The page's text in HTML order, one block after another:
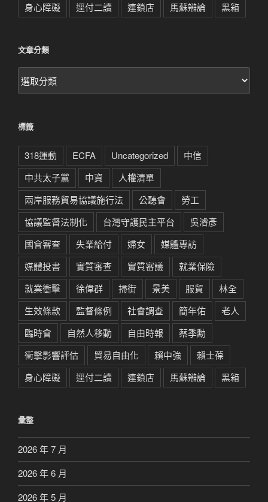
身心障礙
逕付二讀 連鎖店 馬蘇辯論 黑箱
文章分類
文
章
標籤
318運動 ECFA Uncategorized
中信
中共太子黨
中資
人權清單
兩岸服務貿易協議施行法
公聽會
勞工
協議監督法制化
台灣守護民主平台
吳濬彥
國會審查
失業給付 婦女
媒體專訪
媒體投書
實質審查 實質審議
就業保險
就業衝擊
徐偉群 掃街 景美 服貿
林全
生效條款
監督條例 社會調查 簡年佑
老人
臨時會
自然人移動 自由時報
蔡季勳
衝擊影響評估
貿易自由化 賴中強
賴士葆
身心障礙
逕付二讀 連鎖店 馬蘇辯論 黑箱
彙整
2026 年 7 月
2026 年 6 月
2026 年 5 月